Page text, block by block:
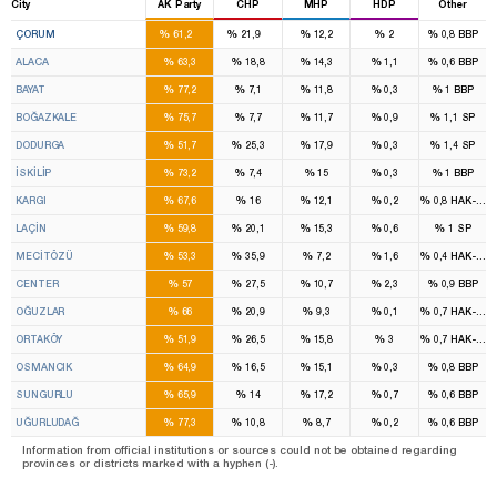
City AK Party CHP MHP HDP Other
ÇORUM %61,2
3
% 21,9
1
%12,2 % 2 %0,8BBP
ALACA %63,3 % 18,8 %14,3 %1,1 %0,6BBP
BAYAT %77,2 %7,1 %11,8 %0,3 %1BBP
BOĞAZKALE %75,7 %7,7 %11,7 %0,9 % 1,1 SP
DODURGA %51,7 % 25,3 %17,9 %0,3 % 1,4 SP
İSKİLİP %73,2 %7,4 %15 %0,3 %1BBP
KARGI %67,6 % 16 %12,1 %0,2 %0,8HAK-PAR
LAÇİN %59,8 % 20,1 %15,3 %0,6 %1 SP
MECİTÖZÜ %53,3 % 35,9 % 7,2 %1,6 %0,4HAK-PAR
CENTER %57 % 27,5 %10,7 %2,3 %0,9BBP
OĞUZLAR %66 % 20,9 % 9,3 %0,1 %0,7HAK-PAR
ORTAKÖY %51,9 % 26,5 %15,8 % 3 %0,7HAK-PAR
OSMANCIK %64,9 % 16,5 %15,1 %0,3 %0,8BBP
SUNGURLU %65,9 % 14 %17,2 %0,7 %0,6BBP
UĞURLUDAĞ %77,3 % 10,8 % 8,7 %0,2 %0,6BBP
Information from official institutions or sources could not be obtained regarding
provinces or districts marked with a hyphen (-).